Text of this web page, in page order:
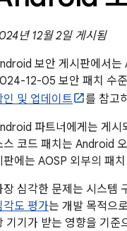
년 12월 2일 게시됨
보안 게시판에서는
12-05 보안 패치 수준
인 및 업데이트
를 참고
파트너에게는 게시
스 코드 패치는 Android
판에는 AOSP 외부의 패
장 심각한 문제는 시스템
각도 평가는 개발 목적으
기기가 받는 영향을 기준